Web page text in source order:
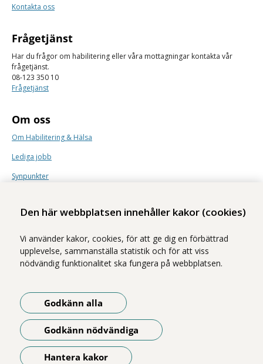
Den här webbplatsen innehåller kakor (cookies)
Vi använder kakor, cookies, för att ge dig en förbättrad
upplevelse, sammanställa statistik och för att viss
nödvändig funktionalitet ska fungera på webbplatsen.
Godkänn alla
Godkänn nödvändiga
Hantera kakor
Kontakta oss
Frågetjänst
Har du frågor om habilitering eller våra mottagningar kontakta vår
frågetjänst.
08-123 350 10
Frågetjänst
Om oss
Om Habilitering & Hälsa
Lediga jobb
Synpunkter
Samtliga bilder på webbplatsen är tagna av fotograf Yanan Li om inget
annat namn anges.
Om webbplatsen
Tillgänglighetsredogörelse